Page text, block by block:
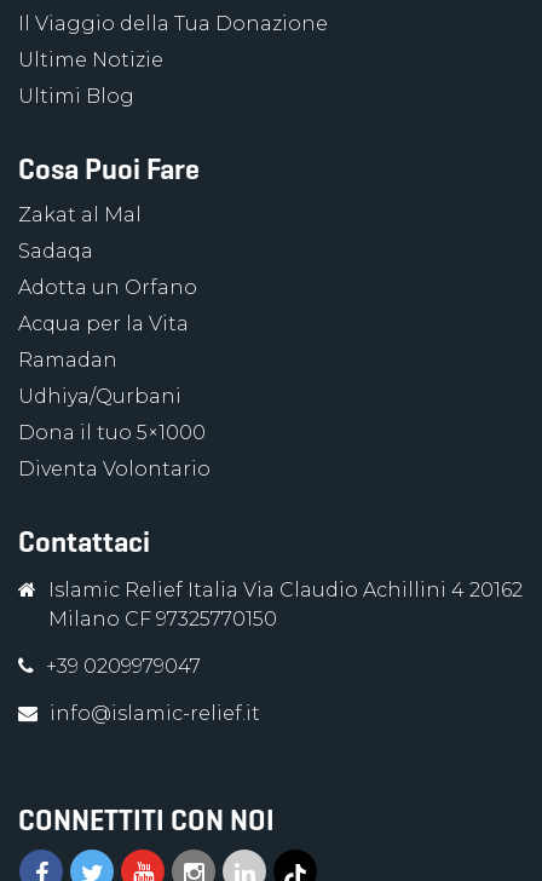
Il Viaggio della Tua Donazione
Ultime Notizie
Ultimi Blog
Cosa Puoi Fare
Zakat al Mal
Sadaqa
Adotta un Orfano
Acqua per la Vita
Ramadan
Udhiya/Qurbani
Dona il tuo 5×1000
Diventa Volontario
Contattaci
Islamic Relief Italia Via Claudio Achillini 4 20162
Milano CF 97325770150
+39 0209979047
info@islamic-relief.it
CONNETTITI CON NOI